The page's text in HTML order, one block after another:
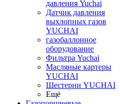
давления Yuchai
Датчик давления
выхлопных газов
YUCHAI
газобаллонное
оборудование
Фильтра Yuchai
Масляные картеры
YUCHAI
Шестерни YUCHAI
Ещё